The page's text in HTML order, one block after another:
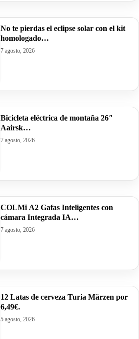
No te pierdas el eclipse solar con el kit
homologado…
7 agosto, 2026
Bicicleta eléctrica de montaña 26″
Aairsk…
7 agosto, 2026
COLMi A2 Gafas Inteligentes con
cámara Integrada IA…
7 agosto, 2026
12 Latas de cerveza Turia Märzen por
6,49€.
5 agosto, 2026